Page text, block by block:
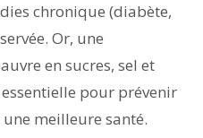
chronique (diabète,
Or, une
en sucres, sel et
pour prévenir
meilleure santé.